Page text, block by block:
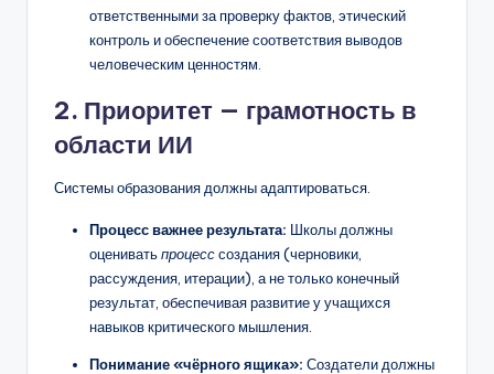
ответственными за проверку фактов, этический
контроль и обеспечение соответствия выводов
человеческим ценностям.
2. Приоритет — грамотность в
области ИИ
Системы образования должны адаптироваться.
Процесс важнее результата: Школы должны
оцениватьпроцесссоздания (черновики,
рассуждения, итерации), а не только конечный
результат, обеспечивая развитие у учащихся
навыков критического мышления.
Понимание «чёрного ящика»: Создатели должны